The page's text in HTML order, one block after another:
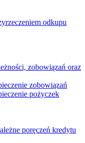
odkupu
zobowiązań oraz
zobowiązań
pożyczek
poręczeń kredytu